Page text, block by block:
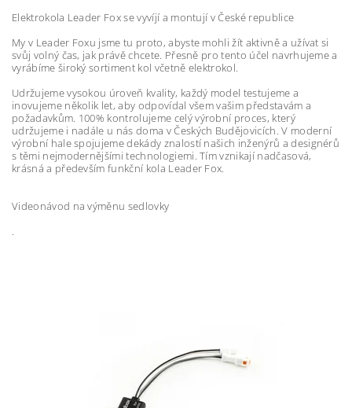
Elektrokola Leader Fox se vyvíjí a montují v České republice
My v Leader Foxu jsme tu proto, abyste mohli žít aktivně a užívat si
svůj volný čas, jak právě chcete. Přesně pro tento účel navrhujeme a
vyrábíme široký sortiment kol včetně elektrokol.
Udržujeme vysokou úroveň kvality, každý model testujeme a
inovujeme několik let, aby odpovídal všem vašim představám a
požadavkům. 100% kontrolujeme celý výrobní proces, který
udržujeme i nadále u nás doma v Českých Budějovicích. V moderní
výrobní hale spojujeme dekády znalostí našich inženýrů a designérů
s těmi nejmodernějšími technologiemi. Tím vznikají nadčasová,
krásná a především funkční kola Leader Fox.
Videonávod na výměnu sedlovky
.